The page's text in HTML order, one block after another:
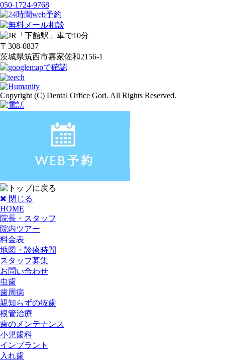
050-1724-9768
〒308-0837
茨城県筑西市嘉家佐和2156-1
Copyright (C) Dental Office Gori. All Rights Reserved.
閉じる
HOME
院長・スタッフ
院内ツアー
料金表
地図・診療時間
スタッフ募集
お問い合わせ
虫歯
歯周病
親知らずの抜歯
根管治療
歯のメンテナンス
小児歯科
インプラント
入れ歯